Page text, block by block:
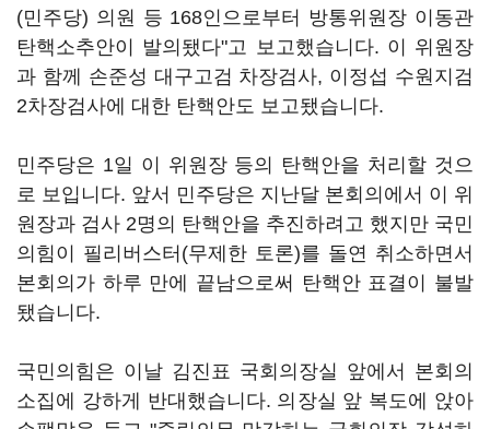
(민주당) 의원 등 168인으로부터 방통위원장 이동관
탄핵소추안이 발의됐다"고 보고했습니다. 이 위원장
과 함께 손준성 대구고검 차장검사, 이정섭 수원지검
2차장검사에 대한 탄핵안도 보고됐습니다.
민주당은 1일 이 위원장 등의 탄핵안을 처리할 것으
로 보입니다. 앞서 민주당은 지난달 본회의에서 이 위
원장과 검사 2명의 탄핵안을 추진하려고 했지만 국민
의힘이 필리버스터(무제한 토론)를 돌연 취소하면서
본회의가 하루 만에 끝남으로써 탄핵안 표결이 불발
됐습니다.
국민의힘은 이날 김진표 국회의장실 앞에서 본회의
소집에 강하게 반대했습니다. 의장실 앞 복도에 앉아